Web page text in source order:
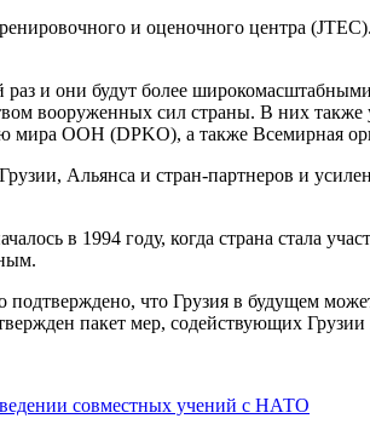
и оценочного центра
и они будут более
вооруженных сил страны. В них
ООН (DPKO), а также Всемирная
Альянса и стран-партнеров и
в 1994 году, когда страна стала
что Грузия в будущем
пакет мер, содействующих Грузии
совместных учений с НАТО